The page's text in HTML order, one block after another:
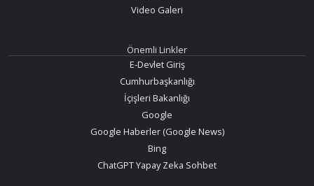
Video Galeri
Önemli Linkler
E-Devlet Giriş
Cumhurbaşkanlığı
İçişleri Bakanlığı
Google
Google Haberler (Google News)
Bing
ChatGPT Yapay Zeka Sohbet